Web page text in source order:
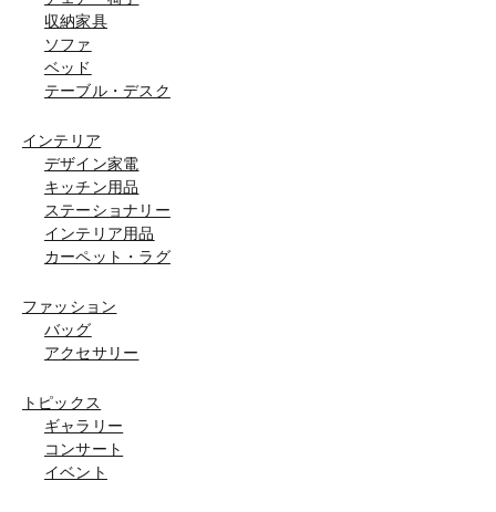
収納家具
ソファ
ベッド
テーブル・デスク
インテリア
デザイン家電
キッチン用品
ステーショナリー
インテリア用品
カーペット・ラグ
ファッション
バッグ
アクセサリー
トピックス
ギャラリー
コンサート
イベント